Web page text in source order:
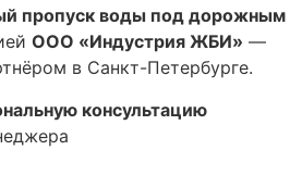
пропуск воды под дорожным
ООО «Индустрия ЖБИ» —
в Санкт-Петербурге.
консультацию